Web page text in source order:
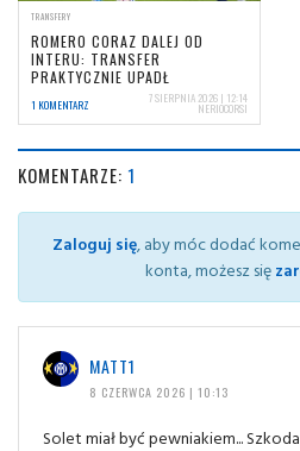
TRANSFERY
ROMERO CORAZ DALEJ OD
INTERU: TRANSFER
PRAKTYCZNIE UPADŁ
1 KOMENTARZ 7 SIERPNIA 2026 | 12:14
NERIOCORSI
KOMENTARZE: 1
Zaloguj się, aby móc dodać
konta, możesz się
MATT1
8 CZERWCA 2026 | 10:13
Solet miał być pewniakiem...